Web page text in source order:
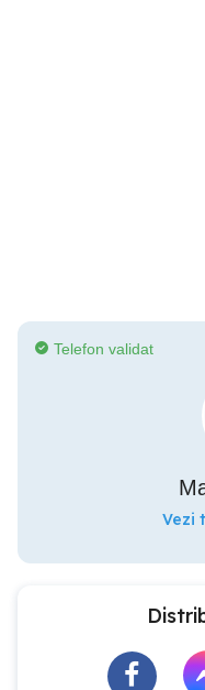
Telefon validat
Vezi